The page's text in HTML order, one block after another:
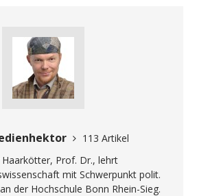
113 Artikel
Prof. Dr., lehrt
mit Schwerpunkt polit.
der Hochschule Bonn Rhein-Sieg.